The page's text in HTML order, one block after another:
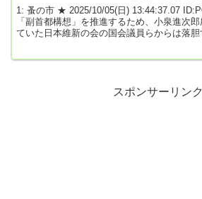
た」 ★2
1: 蚤の市 ★ 2025/10/05(日) 13:44:37.07
「副首都構想」を推進するため、小泉進次
ていた日本維新の会の国会議員らからは落胆
を視察した際には、小泉氏か...スポンサーリンク